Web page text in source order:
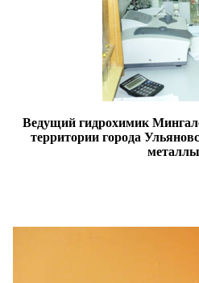
Ведущий гидрохимик
территории города